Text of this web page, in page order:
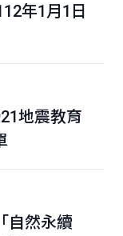
年1月1日
地震教育
自然永續